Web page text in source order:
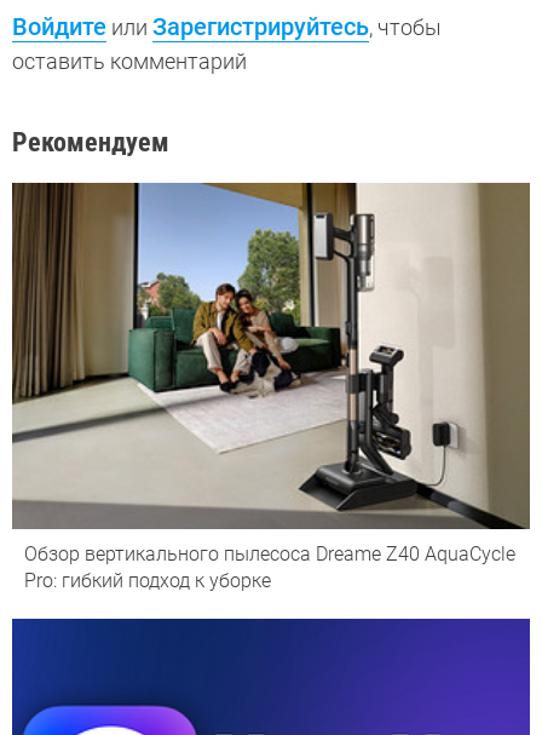
Войдите или Зарегистрируйтесь, чтобы
оставить комментарий
Рекомендуем
Обзор вертикального пылесоса Dreame Z40 AquaCycle
Pro: гибкий подход к уборке